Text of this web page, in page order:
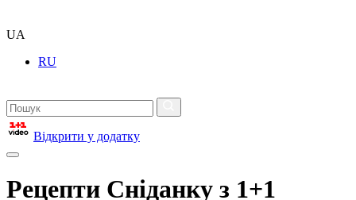
UA
RU
Відкрити у додатку
Рецепти Сніданку з 1+1